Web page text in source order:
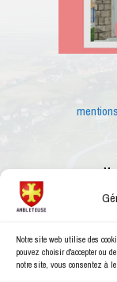
Notre site web utilise des
pouvez choisir d'accepter ou
notre site, vous consentez à
Ce site internet est